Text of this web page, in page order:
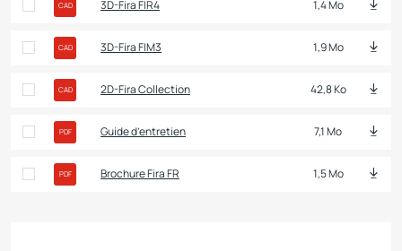
CAD 3D-Fira FIR4 1,4 Mo
CAD 3D-Fira FIM3 1,9 Mo
CAD 2D-Fira Collection 42,8 Ko
PDF Guide d’entretien 7,1 Mo
PDF Brochure Fira FR 1,5 Mo